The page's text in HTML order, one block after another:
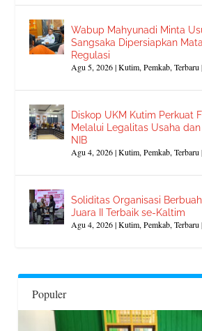
Wabup Mahyunadi Minta
Sangsaka Dipersiapkan
Regulasi
Agu 5, 2026|Kutim,Pemkab,Terbaru
Diskop UKM Kutim Perkuat
Melalui Legalitas Usaha
NIB
Agu 4, 2026|Kutim,Pemkab,Terbaru
Soliditas Organisasi
Juara II Terbaik se-Kaltim
Agu 4, 2026|Kutim,Pemkab,Terbaru
Populer